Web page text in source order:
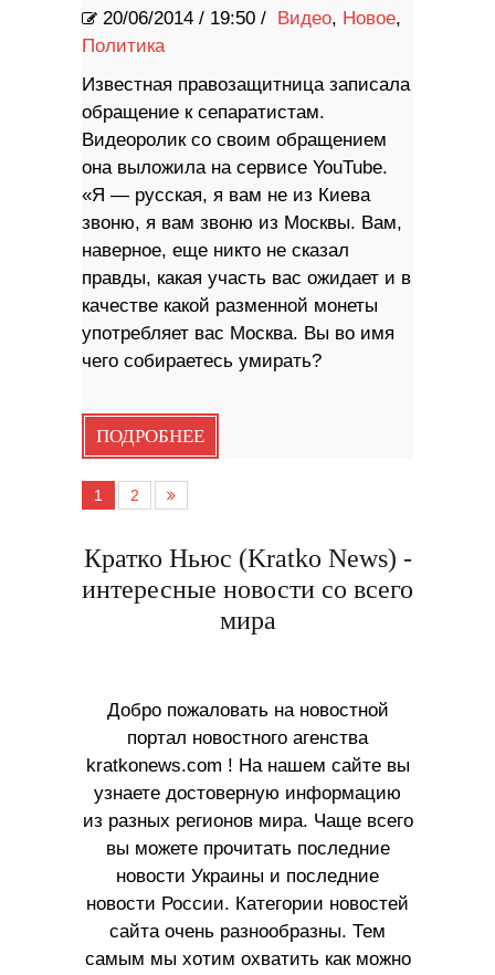
20/06/2014 / 19:50 / Видео, Новое,
Политика
Известная правозащитница записала
обращение к сепаратистам.
Видеоролик со своим обращением
она выложила на сервисе YouTube.
«Я — русская, я вам не из Киева
звоню, я вам звоню из Москвы. Вам,
наверное, еще никто не сказал
правды, какая участь вас ожидает и в
качестве какой разменной монеты
употребляет вас Москва. Вы во имя
чего собираетесь умирать?
ПОДРОБНЕЕ
1 2
Кратко Ньюс (Kratko News) -
интересные новости со всего
мира
Добро пожаловать на новостной
портал новостного агенства
kratkonews.com ! На нашем сайте вы
узнаете достоверную информацию
из разных регионов мира. Чаще всего
вы можете прочитать последние
новости Украины и последние
новости России. Категории новостей
сайта очень разнообразны. Тем
самым мы хотим охватить как можно